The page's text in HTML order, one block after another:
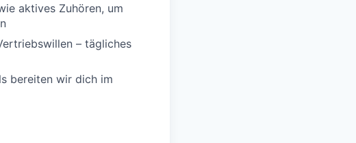
aktives Zuhören, um
– tägliches
bereiten wir dich im